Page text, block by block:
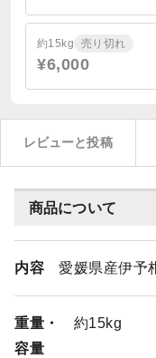
約15kg 売り切れ
¥6,000
レビューと投稿
商品について
内容 愛媛県産伊
重量・
容量
約15kg